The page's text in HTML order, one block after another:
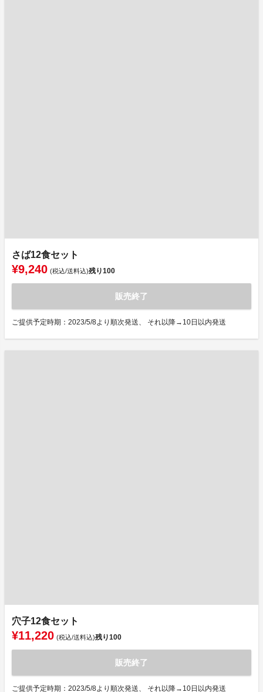
さば12食セット
¥9,240 (税込/送料込)残り100
販売終了
ご提供予定時期：2023/5/8より順次発送、 それ以降→10日以内発送
穴子12食セット
¥11,220 (税込/送料込)残り100
販売終了
ご提供予定時期：2023/5/8より順次発送、 それ以降→10日以内発送